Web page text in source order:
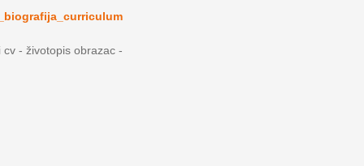
- životopis obrazac -